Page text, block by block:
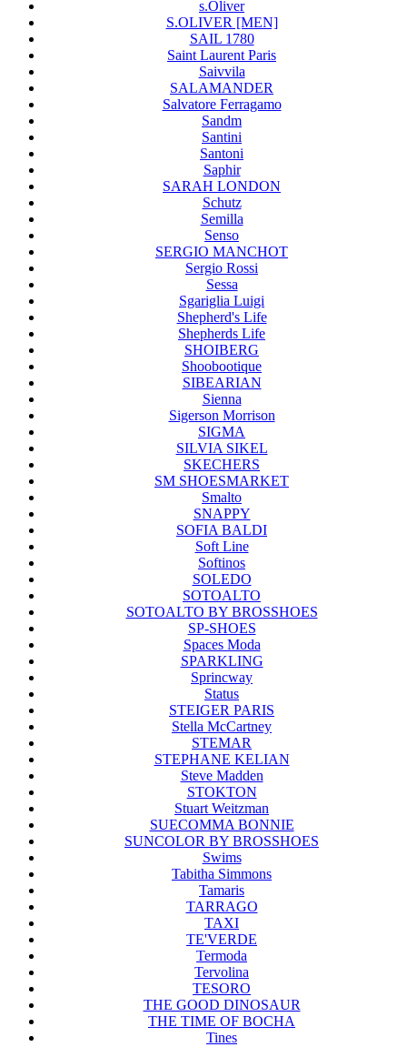
s.Oliver
S.OLIVER [MEN]
SAIL 1780
Saint Laurent Paris
Saivvila
SALAMANDER
Salvatore Ferragamo
Sandm
Santini
Santoni
Saphir
SARAH LONDON
Schutz
Semilla
Senso
SERGIO MANCHOT
Sergio Rossi
Sessa
Sgariglia Luigi
Shepherd's Life
Shepherds Life
SHOIBERG
Shoobootique
SIBEARIAN
Sienna
Sigerson Morrison
SIGMA
SILVIA SIKEL
SKECHERS
SM SHOESMARKET
Smalto
SNAPPY
SOFIA BALDI
Soft Line
Softinos
SOLEDO
SOTOALTO
SOTOALTO BY BROSSHOES
SP-SHOES
Spaces Moda
SPARKLING
Sprincway
Status
STEIGER PARIS
Stella McCartney
STEMAR
STEPHANE KELIAN
Steve Madden
STOKTON
Stuart Weitzman
SUECOMMA BONNIE
SUNCOLOR BY BROSSHOES
Swims
Tabitha Simmons
Tamaris
TARRAGO
TAXI
TE'VERDE
Termoda
Tervolina
TESORO
THE GOOD DINOSAUR
THE TIME OF BOCHA
Tines